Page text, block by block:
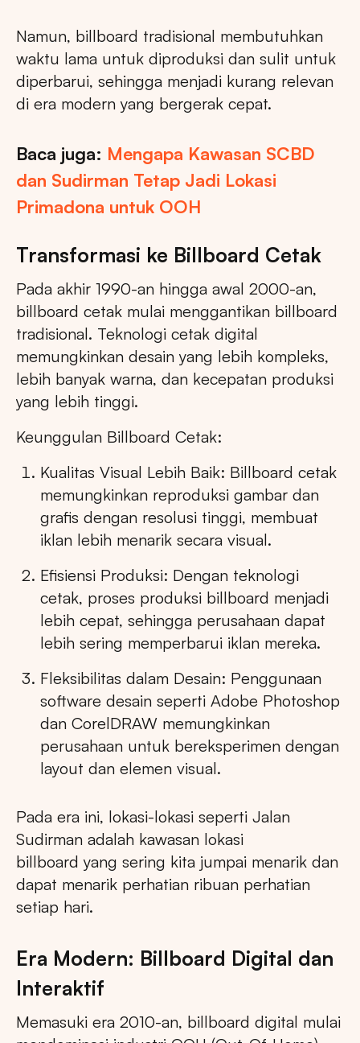
Namun, billboard tradisional membutuhkan
waktu lama untuk diproduksi dan sulit untuk
diperbarui, sehingga menjadi kurang relevan
di era modern yang bergerak cepat.
Baca juga: Mengapa Kawasan SCBD
dan Sudirman Tetap Jadi Lokasi
Primadona untuk OOH
Transformasi ke Billboard Cetak
Pada akhir 1990-an hingga awal 2000-an,
billboard cetak mulai menggantikan billboard
tradisional. Teknologi cetak digital
memungkinkan desain yang lebih kompleks,
lebih banyak warna, dan kecepatan produksi
yang lebih tinggi.
Keunggulan Billboard Cetak:
Kualitas Visual Lebih Baik: Billboard cetak
memungkinkan reproduksi gambar dan
grafis dengan resolusi tinggi, membuat
iklan lebih menarik secara visual.
Efisiensi Produksi: Dengan teknologi
cetak, proses produksi billboard menjadi
lebih cepat, sehingga perusahaan dapat
lebih sering memperbarui iklan mereka.
Fleksibilitas dalam Desain: Penggunaan
software desain seperti Adobe Photoshop
dan CorelDRAW memungkinkan
perusahaan untuk bereksperimen dengan
layout dan elemen visual.
Pada era ini, lokasi-lokasi seperti Jalan
Sudirman adalah kawasan lokasi
billboard yang sering kita jumpai menarik dan
dapat menarik perhatian ribuan perhatian
setiap hari.
Era Modern: Billboard Digital dan
Interaktif
Memasuki era 2010-an, billboard digital mulai